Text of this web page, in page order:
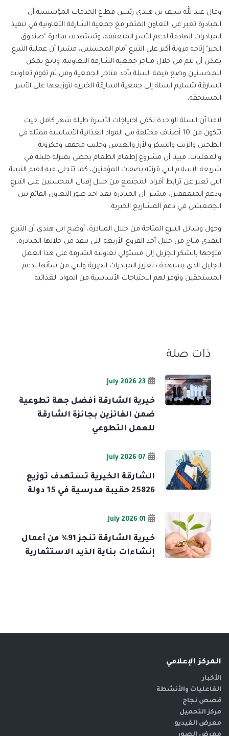
وقال عبدالله سيف بن هندي رئيس قطاع الخدمات المؤسسية أن
المبادرة تعبر عن التعاون المثمر مع جمعية الشارقة التعاونية في تنفيذ
المبادرات الهادفة لدعم الأسر المتعففة، وتستهدف مبادرة "صندوق
الخير" إتاحة مرونة أكبر على التبرع أمام المحسنين، مشيرا أن عملية التبرع
يمكن أن تتم من خلال متاجر جمعية الشارقة التعاونية. وتابع يمكن
للمحسنين وضع قيمة السلة بأحد متاجر الجمعية ومن ثم تقوم تعاونية
الشارقة بتسليم السلة إلى جمعية الشارقة الخيرية لتوزيعها على الأسر
المستحقة،
لافتا أن السلة الواحدة تكفي احتياجات الأسرة طيلة شهر كامل حيث
تتكون من 10 أصناف مختلفة من المواد الغذائية الأساسية ممثلة في
الطحين والزيت والسكر والأرز والعدس وحليب مجفف ومكرونة
والمعلبات، مبينا أن مشروع إطعام الطعام يحظى بمنزلة جليلة في
شريعة الإسلام التي قرنته بصفات المؤمنين، كما تتجلى فيه القيم النبيلة
التي تعبر عن ترابط أفراد المجتمع من خلال إقبال المحسنين على التبرع
ودعم المتعففين، مشيرا أن المبادرة تعد احد صور التعاون القائم بين
الجمعيتين في دعم المشاريع الخيرية.
وحول وسائل التبرع المتاحة من خلال المبادرة، أوضح ابن هندي أن التبرع
النقدي متاح من خلال أحد الفروع الأربعة التي تنفذ من خلالها المبادرة،
متوجها بالشكر الجزيل إلى مسئولي تعاونية الشارقة على هذا العمل
الجليل الذي يستهدف تعزيز المبادرات الخيرية والتي من شأنها تدعم
المستحقين وتوفر لهم الاحتياجات الأساسية من المواد الغذائية.
ذات صلة
23 July 2026
خيرية الشارقة أفضل جهة تطوعية
ضمن الفائزين بجائزة الشارقة
للعمل التطوعي
07 July 2026
الشارقة الخيرية تستهدف توزيع
25826 حقيبة مدرسية في 15 دولة
01 July 2026
خيرية الشارقة تنجز 91% من أعمال
إنشاءات بناية الذيد الاستثمارية
المركز الإعلامي
الأخبار
الفاعليات والأنشطة
قصص نجاح
مركز التحميل
معرض الفيديو